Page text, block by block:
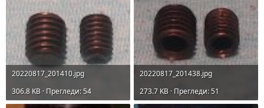
20220817_201410.jpg
306.8 KB · Прегледи: 54
20220817_201438.jpg
273.7 KB · Прегледи: 51